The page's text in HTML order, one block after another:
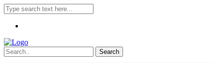
Search